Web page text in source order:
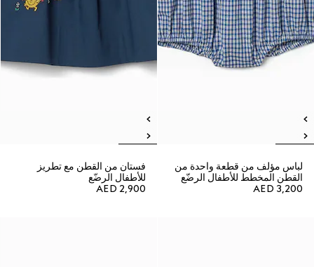
لباس مؤلف من قطعة واحدة من
القطن المخطط للأطفال الرضّع
AED 3,200
فستان من القطن مع تطريز
للأطفال الرضّع
AED 2,900